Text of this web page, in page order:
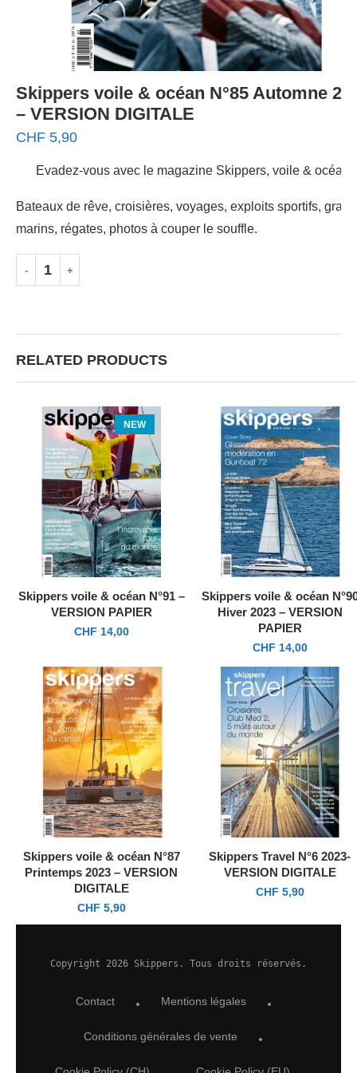
Skippers voile & océan N°85 Automne
– VERSION DIGITALE
CHF 5,90
Evadez-vous avec le magazine Skippers, voile & océan.
Bateaux de rêve, croisières, voyages, exploits sportifs,
marins, régates, photos à couper le souffle.
RELATED PRODUCTS
NEW
Skippers voile & océan N°91 –
VERSION PAPIER
CHF 14,00
Skippers voile & océan
Hiver 2023 – VERSION
PAPIER
CHF 14,00
Skippers voile & océan N°87
Printemps 2023 – VERSION
DIGITALE
CHF 5,90
Skippers Travel N°6 2023-
VERSION DIGITALE
CHF 5,90
Copyright 2026 Skippers. Tous droits réservés.
Contact Mentions légales
Conditions générales de vente